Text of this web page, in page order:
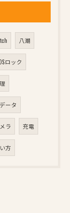
八潮
ロック
データ
ラ 充電
方